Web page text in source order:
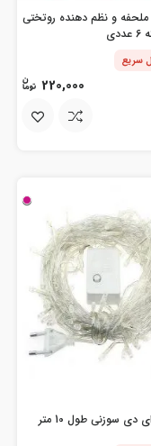
ملحفه و نظم دهنده روتختی
سریع
220,000
سوزنی طول 10 متر